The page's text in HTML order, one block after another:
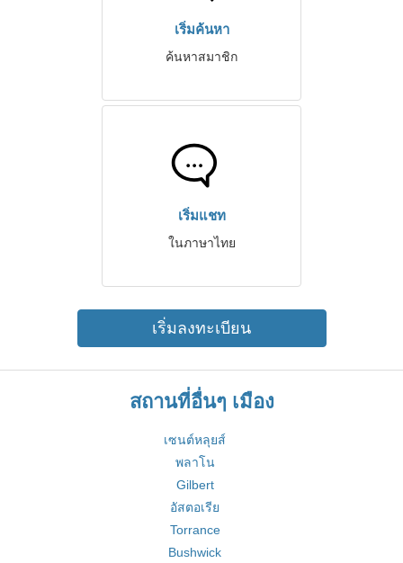
เริ่มค้นหา
ค้นหาสมาชิก
เริ่มแชท
ในภาษาไทย
เริ่มลงทะเบียน
สถานที่อื่นๆ เมือง
เซนต์หลุยส์
พลาโน
Gilbert
อัสตอเรีย
Torrance
Bushwick